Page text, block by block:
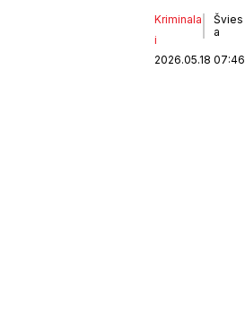
Kriminala
i
Švies
a
2026.05.18 07:46